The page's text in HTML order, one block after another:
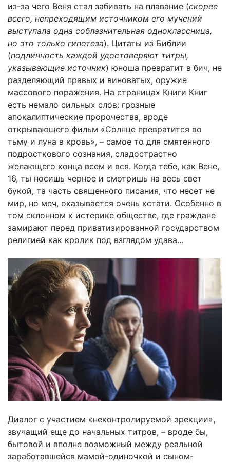
из-за чего Веня стал забивать на плавание (скорее
всего, непреходящим источником его мучений
выступала одна соблазнительная одноклассница,
но это только гипотеза). Цитаты из Библии
(подлинность каждой удостоверяют титры,
указывающие источник) юноша превратит в бич, не
разделяющий правых и виноватых, оружие
массового поражения. На страницах Книги Книг
есть немало сильных слов: грозные
апокалиптические пророчества, вроде
открывающего фильм «Солнце превратится во
тьму и луна в кровь», – самое то для смятенного
подросткового сознания, сладострастно
желающего конца всем и вся. Когда тебе, как Вене,
16, ты носишь черное и смотришь на весь свет
букой, та часть священного писания, что несет не
мир, но меч, оказывается очень кстати. Особенно в
том склонном к истерике обществе, где граждане
замирают перед приватизированной государством
религией как кролик под взглядом удава...
Диалог с участием «неконтролируемой эрекции»,
звучащий еще до начальных титров, – вроде бы,
бытовой и вполне возможный между реальной
заработавшейся мамой-одиночкой и сыном-